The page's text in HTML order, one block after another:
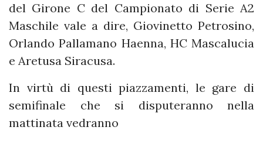
del Girone C del Campionato di Serie A2
Maschile vale a dire, Giovinetto Petrosino,
Orlando Pallamano Haenna, HC Mascalucia
e Aretusa Siracusa.
In virtù di questi piazzamenti, le gare di
semifinale che si disputeranno nella
mattinata vedranno